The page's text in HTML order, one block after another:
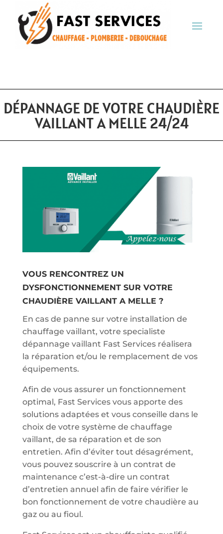
DÉPANNAGE DE VOTRE CHAUDIÈRE
VAILLANT A MELLE 24/24
VOUS RENCONTREZ UN
DYSFONCTIONNEMENT SUR VOTRE
CHAUDIÈRE VAILLANT A MELLE ?
En cas de panne sur votre installation de
chauffage vaillant, votre specialiste
dépannage vaillant Fast Services réalisera
la réparation et/ou le remplacement de vos
équipements.
Afin de vous assurer un fonctionnement
optimal, Fast Services vous apporte des
solutions adaptées et vous conseille dans le
choix de votre système de chauffage
vaillant, de sa réparation et de son
entretien. Afin d’éviter tout désagrément,
vous pouvez souscrire à un contrat de
maintenance c’est-à-dire un contrat
d’entretien annuel afin de faire vérifier le
bon fonctionnement de votre chaudière au
gaz ou au fioul.